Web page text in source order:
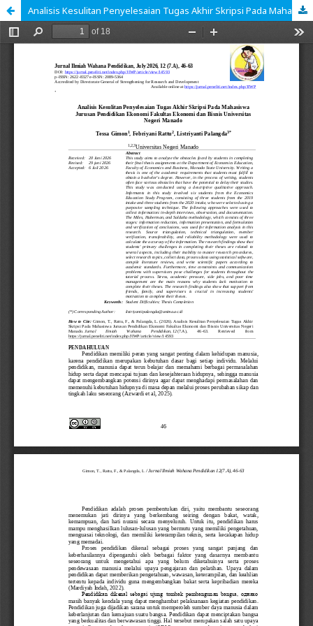
Analisis Kesulitan Penyelesaian Tugas Akhir Skripsi Pada Mahasiswa Jurusan Pendidikan Ekonomi Fakultas Ekonomi dan Bisnis Universitas Negeri Manado